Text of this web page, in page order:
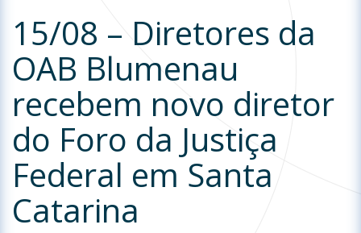
15/08 – Diretores da
OAB Blumenau
recebem novo diretor
do Foro da Justiça
Federal em Santa
Catarina